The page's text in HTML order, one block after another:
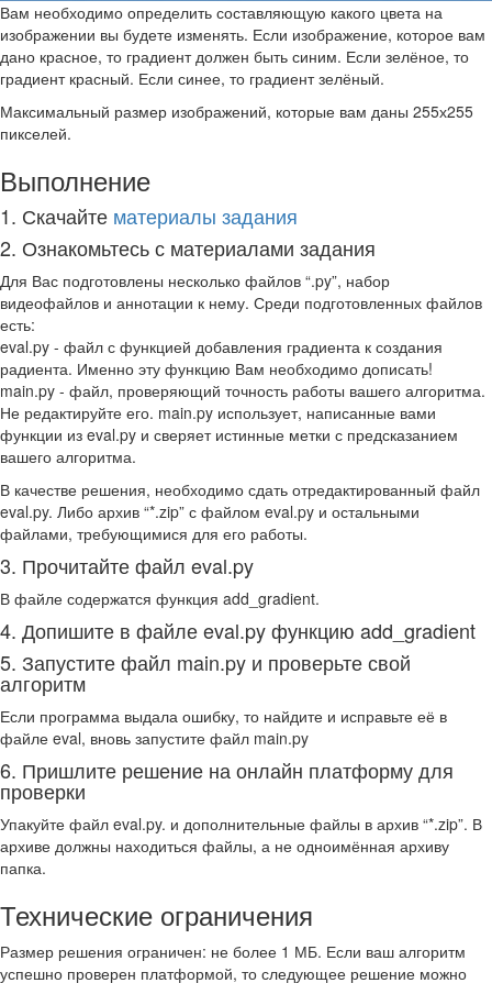
Вам необходимо определить составляющую какого цвета на
изображении вы будете изменять. Если изображение, которое вам
дано красное, то градиент должен быть синим. Если зелёное, то
градиент красный. Если синее, то градиент зелёный.
Максимальный размер изображений, которые вам даны 255х255
пикселей.
Выполнение
1. Скачайте материалы задания
2. Ознакомьтесь с материалами задания
Для Вас подготовлены несколько файлов “.py”, набор
видеофайлов и аннотации к нему. Среди подготовленных файлов
есть:
eval.py - файл с функцией добавления градиента к создания
радиента. Именно эту функцию Вам необходимо дописать!
main.py - файл, проверяющий точность работы вашего алгоритма.
Не редактируйте его. main.py использует, написанные вами
функции из eval.py и сверяет истинные метки с предсказанием
вашего алгоритма.
В качестве решения, необходимо сдать отредактированный файл
eval.py. Либо архив “*.zip” с файлом eval.py и остальными
файлами, требующимися для его работы.
3. Прочитайте файл eval.py
В файле содержатся функция add_gradient.
4. Допишите в файле eval.py функцию add_gradient
5. Запустите файл main.py и проверьте свой
алгоритм
Если программа выдала ошибку, то найдите и исправьте её в
файле eval, вновь запустите файл main.py
6. Пришлите решение на онлайн платформу для
проверки
Упакуйте файл eval.py. и дополнительные файлы в архив “*.zip”. В
архиве должны находиться файлы, а не одноимённая архиву
папка.
Технические ограничения
Размер решения ограничен: не более 1 МБ. Если ваш алгоритм
успешно проверен платформой, то следующее решение можно